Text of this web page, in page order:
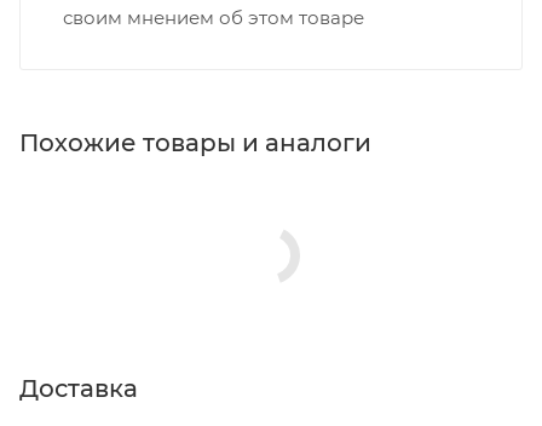
своим мнением об этом товаре
Похожие товары и аналоги
Доставка